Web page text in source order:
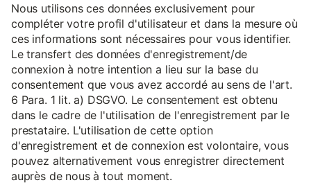
Nous utilisons ces données exclusivement pour
compléter votre profil d'utilisateur et dans la mesure où
ces informations sont nécessaires pour vous identifier.
Le transfert des données d'enregistrement/de
connexion à notre intention a lieu sur la base du
consentement que vous avez accordé au sens de l'art.
6 Para. 1 lit. a) DSGVO. Le consentement est obtenu
dans le cadre de l'utilisation de l'enregistrement par le
prestataire. L'utilisation de cette option
d'enregistrement et de connexion est volontaire, vous
pouvez alternativement vous enregistrer directement
auprès de nous à tout moment.